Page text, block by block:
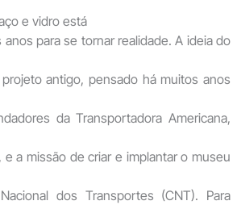
e vidro está
para se tornar realidade. A ideia do
antigo, pensado há muitos anos
da Transportadora Americana,
e a missão de criar e implantar o museu
dos Transportes (CNT). Para